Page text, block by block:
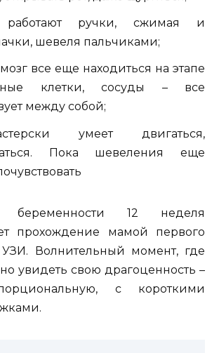
работают ручки, сжимая и
шевеля пальчиками;
все еще находиться на этапе
клетки, сосуды – все
между собой;
умеет двигаться,
Пока шевеления еще
12 неделя
прохождение мамой первого
Волнительный момент, где
увидеть свою драгоценность –
с короткими